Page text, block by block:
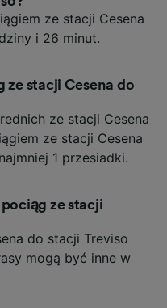
ze stacji Cesena
i 26 minut.
ze stacji Cesena do
ze stacji Cesena
ze stacji Cesena
1 przesiadki.
ze stacji
do stacji Treviso
mogą być inne w